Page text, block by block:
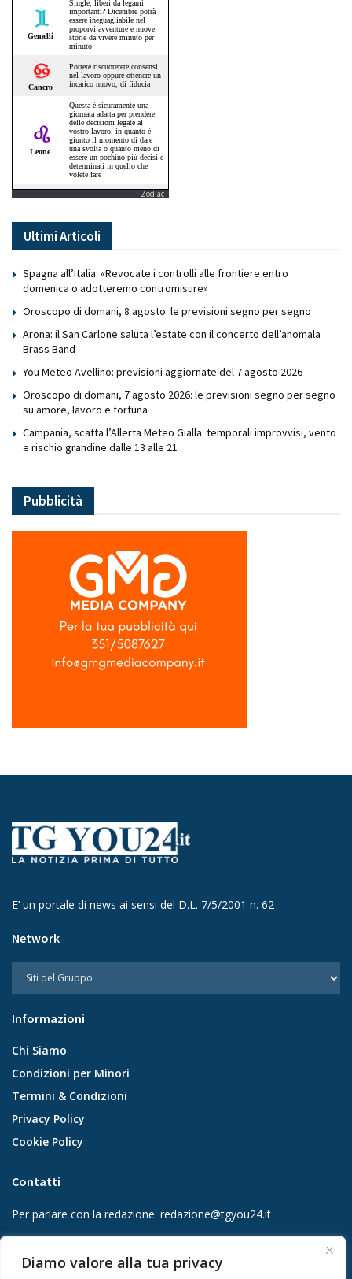
Diamo valore alla tua privacy
Zodiac
Ultimi Articoli
Spagna all’Italia: «Revocate i controlli alle frontiere entro
domenica o adotteremo contromisure»
Oroscopo di domani, 8 agosto: le previsioni segno per segno
Arona: il San Carlone saluta l’estate con il concerto dell’anomala
Brass Band
You Meteo Avellino: previsioni aggiornate del 7 agosto 2026
Oroscopo di domani, 7 agosto 2026: le previsioni segno per segno
su amore, lavoro e fortuna
Campania, scatta l’Allerta Meteo Gialla: temporali improvvisi, vento
e rischio grandine dalle 13 alle 21
Pubblicità
E’ un portale di news ai sensi del D.L. 7/5/2001 n. 62
Network
Informazioni
Chi Siamo
Condizioni per Minori
Termini & Condizioni
Privacy Policy
Cookie Policy
Contatti
Per parlare con la redazione: redazione@tgyou24.it